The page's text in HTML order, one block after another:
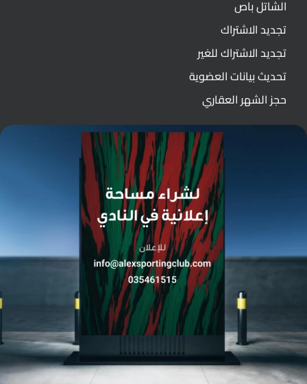
الشاتل باص
تجديد الاشتراك
تجديد الاشتراك للغير
تحديث بيانات العضوية
حجز الشهر العقاري